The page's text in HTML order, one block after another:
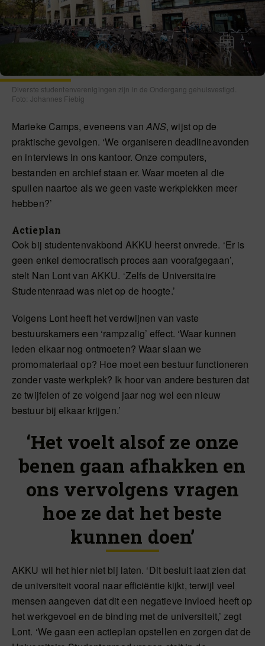
Diverste studentenverenigingen zijn in de Ondergang gehuisvestigd.
Foto: Johannes Fiebig
Marieke Camps, eveneens van ANS, wijst op de
praktische gevolgen. ‘We organiseren deadlineavonden
en interviews in ons kantoor. Onze computers,
bestanden en archief staan er. Waar moeten al die
spullen naartoe als we geen vaste werkplekken meer
hebben?’
Actieplan
Ook bij studentenvakbond AKKU heerst onvrede. ‘Er is
geen enkel democratisch proces aan voorafgegaan’,
stelt Nan Lont van AKKU. ‘Zelfs de Universitaire
Studentenraad was niet op de hoogte.’
Volgens Lont heeft het verdwijnen van vaste
bestuurskamers een ‘rampzalig’ effect. ‘Waar kunnen
leden elkaar nog ontmoeten? Waar slaan we
promomateriaal op? Hoe moet een bestuur functioneren
zonder vaste werkplek? Ik hoor van andere besturen dat
ze twijfelen of ze volgend jaar nog wel een nieuw
bestuur bij elkaar krijgen.’
‘Het voelt alsof ze onze
benen gaan afhakken en
ons vervolgens vragen
hoe ze dat het beste
kunnen doen’
AKKU wil het hier niet bij laten. ‘Dit besluit laat zien dat
de universiteit vooral naar efficiëntie kijkt, terwijl veel
mensen aangeven dat dit een negatieve invloed heeft op
het werkgevoel en de binding met de universiteit,’ zegt
Lont. ‘We gaan een actieplan opstellen en zorgen dat de